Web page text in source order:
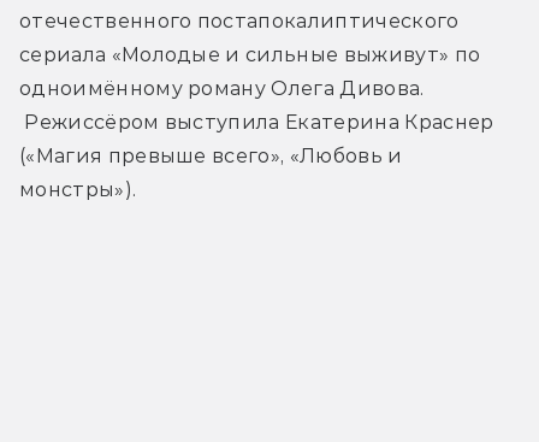
отечественного постапокалиптического
сериала «Молодые и сильные выживут» по
одноимённому роману Олега Дивова.
Режиссёром выступила Екатерина Краснер
(«Магия превыше всего», «Любовь и
монстры»).